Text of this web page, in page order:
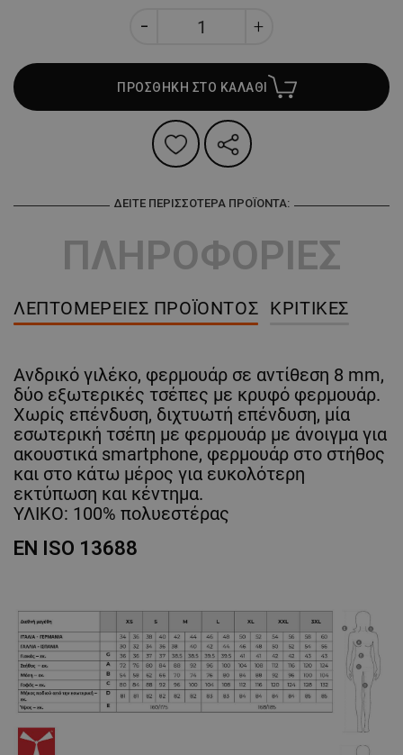
ΠΡΟΣΘΗΚΗ ΣΤΟ ΚΑΛΑΘΙ
ΔΕΊΤΕ ΠΕΡΙΣΣΌΤΕΡΑ ΠΡΟΪΌΝΤΑ:
ΠΛΗΡΟΦΟΡΙΕΣ
ΛΕΠΤΟΜΈΡΕΙΕΣ ΠΡΟΪΌΝΤΟΣ ΚΡΙΤΙΚΈΣ
Ανδρικό γιλέκο, φερμουάρ σε αντίθεση 8 mm,
δύο εξωτερικές τσέπες με κρυφό φερμουάρ.
Χωρίς επένδυση, διχτυωτή επένδυση, μία
εσωτερική τσέπη με φερμουάρ με άνοιγμα για
ακουστικά smartphone, φερμουάρ στο στήθος
και στο κάτω μέρος για ευκολότερη
εκτύπωση και κέντημα.
ΥΛΙΚΟ: 100% πολυεστέρας
EN ISO 13688